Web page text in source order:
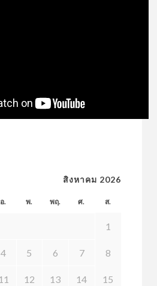
สิงหาคม 2026
อ. พ. พฤ. ศ. ส.
1
4 5 6 7 8
11 12 13 14 15